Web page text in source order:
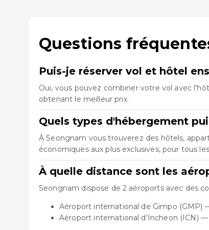
Questions
Puis-je réserver vol et hôtel
Oui, vous pouvez combiner votre vol avec
obtenant le meilleur prix.
Quels types d'hébergement
À Seongnam vous trouverez des hôtels,
économiques aux plus exclusives, pour tous
À quelle distance sont les
Seongnam dispose de 2 aéroports avec des
Aéroport international de Gimpo (GMP)
Aéroport international d'Incheon (ICN)